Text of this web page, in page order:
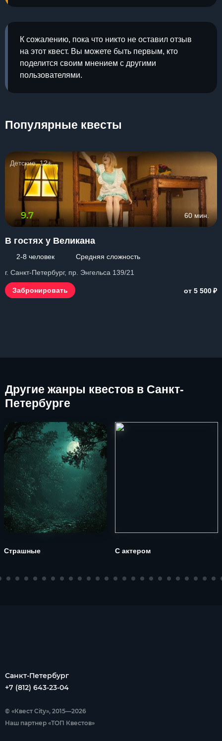
К сожалению, пока что никто не оставил отзыв
на этот квест. Вы можете быть первым, кто
поделится своим мнением с другими
пользователями.
Популярные квесты
Детские, 12+
9.7 60 мин.
В гостях у Великана
2-8 человек
Средняя сложность
г. Санкт-Петербург, пр. Энгельса 139/21
Забронировать от 5 500₽
Другие жанры квестов в Санкт-
Петербурге
Страшные С актером
Санкт-Петербург
+7 (812) 643-23-04
© «Квест City», 2015—2026
Наш партнер «ТОП Квестов»